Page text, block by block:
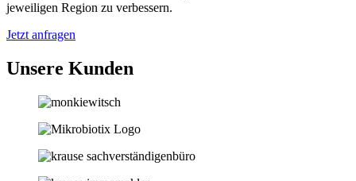
jeweiligen Region zu verbessern.
Jetzt anfragen
Unsere Kunden